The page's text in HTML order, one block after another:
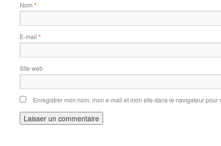
Nom *
E-mail *
Site web
Enregistrer mon nom, mon e-mail et mon site dans le navigateur